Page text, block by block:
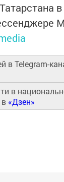
в
в Telegram-
в
в «Дзен»